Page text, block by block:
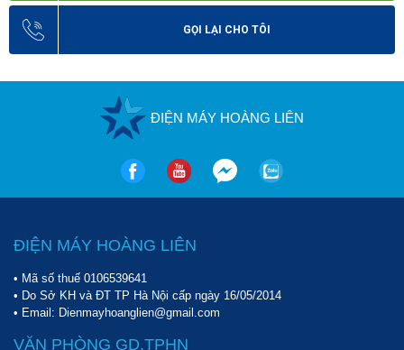
giá cao.
- Chúng tôi cam kết đưa ra mức giá hấp dẫn nhất.
- Đội ngũ nhân viên bán hàng chuyên nghiệp, sẵn sàng giải đáp
mọi thắc mắc của khách hàng.
mại dạnh cho khách mua hàng, đặc biệt là miễn phí vận chuyển
cho các đơn hàng máy móc trong nội thành Hà Nội.
hay còn bất kỳ câu hỏi nào liên quan đến sản phẩm cần được tư
vấn, giải đáp xin vui lòng liên hệ số hotline
chúng tôi để được hỗ trợ nhanh chóng, miễn phí.
GỌI LẠI CHO TÔI
ĐIỆN MÁY HOÀNG LIÊN
ĐIỆN MÁY HOÀNG LIÊN
• Mã số thuế 0106539641
• Do Sở KH và ĐT TP Hà Nội cấp ngày 16/05/2014
• Email: Dienmayhoanglien@gmail.com
VĂN PHÒNG GD.TPHN